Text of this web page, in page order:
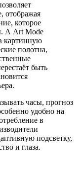
отображая
которое
А Art Mode
картинную
полотна,
быть
часы, прогноз
удобно на
в
подсветку,
и глаза.